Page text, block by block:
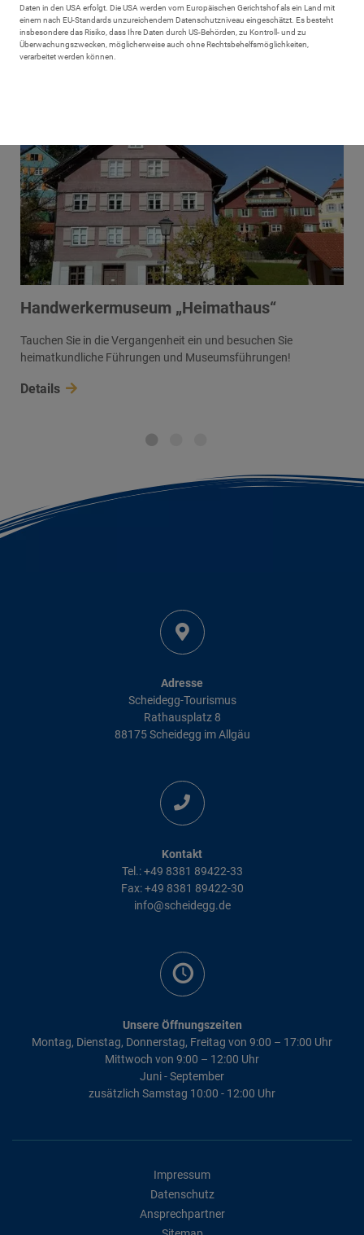
Handwerkermuseum „Heimathaus“
Tauchen Sie in die Vergangenheit ein und besuchen Sie
heimatkundliche Führungen und Museumsführungen!
Details
Adresse
Scheidegg-Tourismus
Rathausplatz 8
88175 Scheidegg im Allgäu
Kontakt
Tel.: +49 8381 89422-33
Fax: +49 8381 89422-30
info@scheidegg.de
Unsere Öffnungszeiten
Montag, Dienstag, Donnerstag, Freitag von 9:00 – 17:00 Uhr
Mittwoch von 9:00 – 12:00 Uhr
Juni - September
zusätzlich Samstag 10:00 - 12:00 Uhr
Impressum
Datenschutz
Ansprechpartner
Daten in den USA erfolgt. Die USA werden vom Europäischen Gerichtshof als ein Land mit
einem nach EU-Standards unzureichendem Datenschutzniveau eingeschätzt. Es besteht
insbesondere das Risiko, dass Ihre Daten durch US-Behörden, zu Kontroll- und zu
Überwachungszwecken, möglicherweise auch ohne Rechtsbehelfsmöglichkeiten,
verarbeitet werden können.